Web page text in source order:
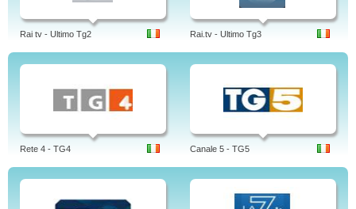
Rai tv - Ultimo Tg2 Rai.tv - Ultimo Tg3
Rete 4 - TG4 Canale 5 - TG5